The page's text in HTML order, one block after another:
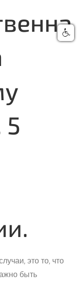
5
это то, что
быть